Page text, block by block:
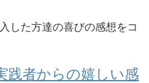
した方達の喜びの感想をコ
践者からの嬉しい感